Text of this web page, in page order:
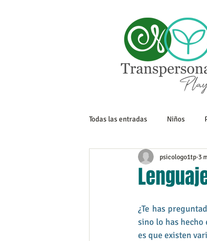
Todas las entradas Niños
Sexualidad Tanatología
psicologo1tp 3
¿Te has
sino lo has
es que existen